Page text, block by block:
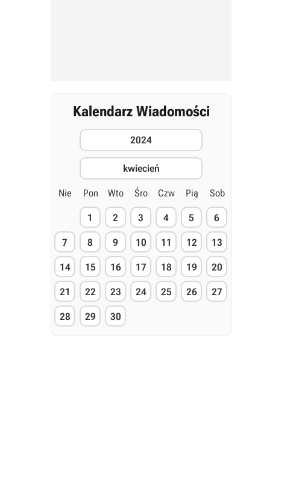
Kalendarz Wiadomości
2024
kwiecień
Nie Pon Wto Śro Czw Pią Sob
1 2 3 4 5 6
7 8 9 10 11 12 13
14 15 16 17 18 19 20
21 22 23 24 25 26 27
28 29 30